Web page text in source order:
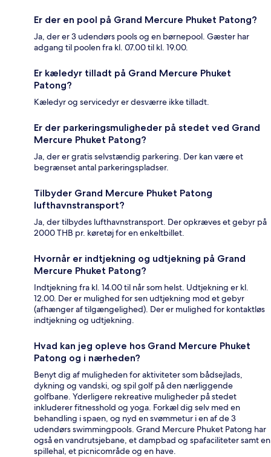
Er der en pool på Grand Mercure Phuket Patong?
Ja, der er 3 udendørs pools og en børnepool. Gæster har
adgang til poolen fra kl. 07.00 til kl. 19.00.
Er kæledyr tilladt på Grand Mercure Phuket
Patong?
Kæledyr og servicedyr er desværre ikke tilladt.
Er der parkeringsmuligheder på stedet ved Grand
Mercure Phuket Patong?
Ja, der er gratis selvstændig parkering. Der kan være et
begrænset antal parkeringspladser.
Tilbyder Grand Mercure Phuket Patong
lufthavnstransport?
Ja, der tilbydes lufthavnstransport. Der opkræves et gebyr på
2000 THB pr. køretøj for en enkeltbillet.
Hvornår er indtjekning og udtjekning på Grand
Mercure Phuket Patong?
Indtjekning fra kl. 14.00 til når som helst. Udtjekning er kl.
12.00. Der er mulighed for sen udtjekning mod et gebyr
(afhænger af tilgængelighed). Der er mulighed for kontaktløs
indtjekning og udtjekning.
Hvad kan jeg opleve hos Grand Mercure Phuket
Patong og i nærheden?
Benyt dig af muligheden for aktiviteter som bådsejlads,
dykning og vandski, og spil golf på den nærliggende
golfbane. Yderligere rekreative muligheder på stedet
inkluderer fitnesshold og yoga. Forkæl dig selv med en
behandling i spaen, og nyd en svømmetur i en af de 3
udendørs swimmingpools. Grand Mercure Phuket Patong har
også en vandrutsjebane, et dampbad og spafaciliteter samt en
spillehal, et picnicområde og en have.